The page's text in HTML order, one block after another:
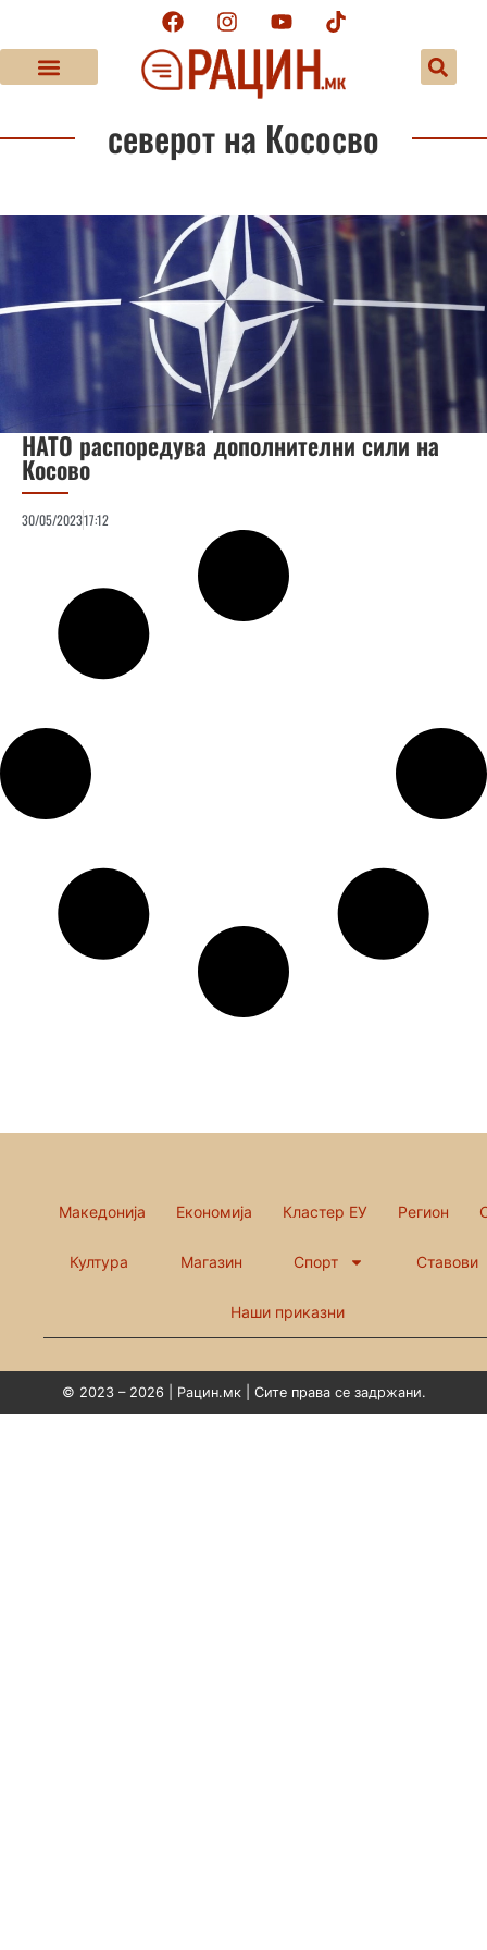
северот на Кососво
НАТО распоредува дополнителни сили на
Косово
30/05/202317:12
Македонија Економија Кластер ЕУ Регион
Култура Магазин Спорт Ставови
Наши приказни
© 2023 – 2026 | Рацин.мк | Сите права се задржани.